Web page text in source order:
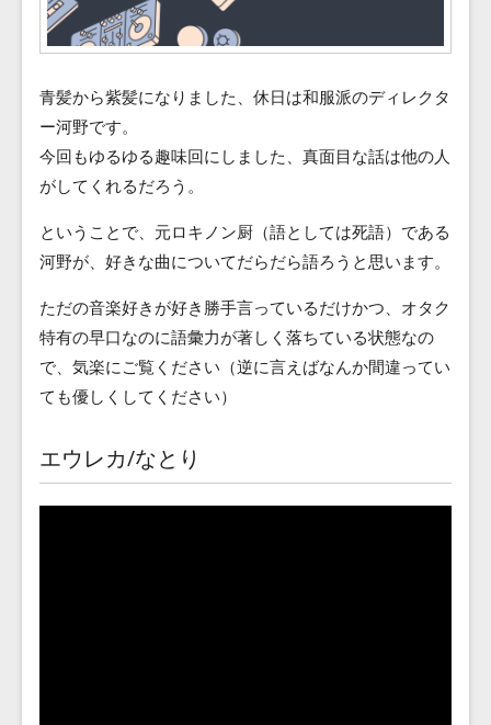
青髪から紫髪になりました、休日は和服派のディレクタ
ー河野です。
今回もゆるゆる趣味回にしました、真面目な話は他の人
がしてくれるだろう。
ということで、元ロキノン厨（語としては死語）である
河野が、好きな曲についてだらだら語ろうと思います。
ただの音楽好きが好き勝手言っているだけかつ、オタク
特有の早口なのに語彙力が著しく落ちている状態なの
で、気楽にご覧ください（逆に言えばなんか間違ってい
ても優しくしてください）
エウレカ/なとり